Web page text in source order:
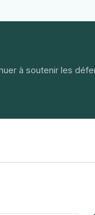
à soutenir les